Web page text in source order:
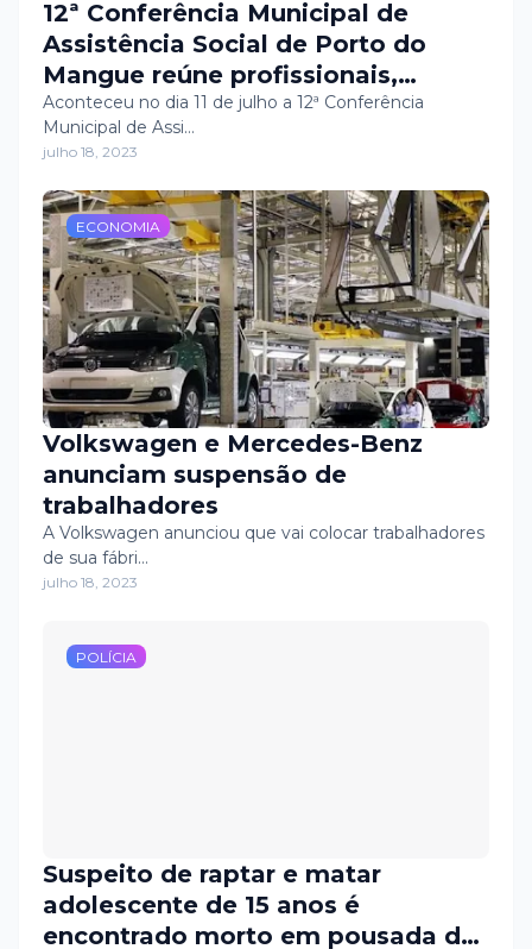
12ª Conferência Municipal de
Assistência Social de Porto do
Mangue reúne profissionais,
gestores e usuários em prol da
reconstrução do SUAS 🤝
Aconteceu no dia 11 de julho a 12ª Conferência
Municipal de Assi…
julho 18, 2023
ECONOMIA
Volkswagen e Mercedes-Benz
anunciam suspensão de
trabalhadores
A Volkswagen anunciou que vai colocar trabalhadores
de sua fábri…
julho 18, 2023
POLÍCIA
Suspeito de raptar e matar
adolescente de 15 anos é
encontrado morto em pousada de